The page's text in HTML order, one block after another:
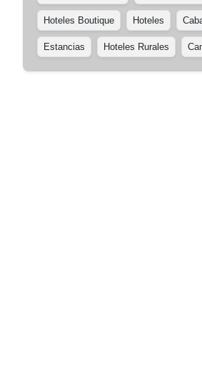
Hoteles Boutique Hoteles
Estancias Hoteles Rurales